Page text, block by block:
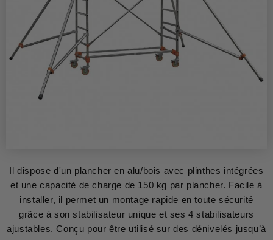
Il dispose d'un plancher en alu/bois avec plinthes intégrées
et une capacité de charge de 150 kg par plancher. Facile à
installer, il permet un montage rapide en toute sécurité
grâce à son stabilisateur unique et ses 4 stabilisateurs
ajustables. Conçu pour être utilisé sur des dénivelés jusqu’à